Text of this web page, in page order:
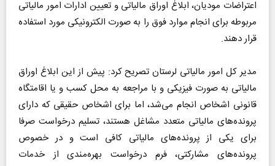
اعتراضات مودیان، ابلاغ اوراق مالیاتی و تعیین ادارات امور مالیاتی
مربوطه برای انجام موارد فوق را به صورت الکترونیکی مورد استفاده
قرار دهند.
مدیر کل امور مالیاتی لرستان تصریح کرد: پیش از این ابلاغ اوراق
مالیاتی به صورت فیزیکی و با مراجعه به محل کسب و یا اقامتگاه
قانونی اشخاص انجام می‌شد، اما برای اشخاص حقیقی که دارای
پرونده‌های مالیاتی متعدد مشاغل هستند، تسلیم درخواست صرفا
برای یکی از پرونده‌های مالیاتی کافی است و در خصوص
پرونده‌های مشارکتی، فرم درخواست بهره‌مندی از خدمات